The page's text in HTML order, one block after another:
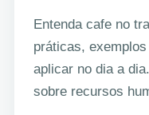
Entenda cafe no
práticas,
aplicar no dia a
sobre recursos